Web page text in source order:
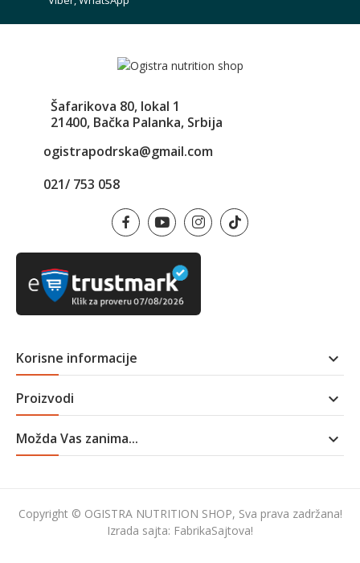
Šafarikova 80, lokal 1
21400, Bačka Palanka, Srbija
ogistrapodrska@gmail.com
021/ 753 058
Korisne informacije 
Proizvodi 
Možda Vas zanima... 
Copyright © OGISTRA NUTRITION SHOP, Sva prava zadržana!
Izrada sajta: FabrikaSajtova!